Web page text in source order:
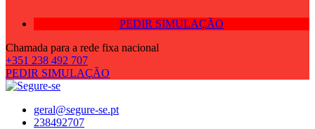
PEDIR SIMULAÇÃO
Chamada para a rede fixa nacional
+351 238 492 707
PEDIR SIMULAÇÃO
geral@segure-se.pt
238492707